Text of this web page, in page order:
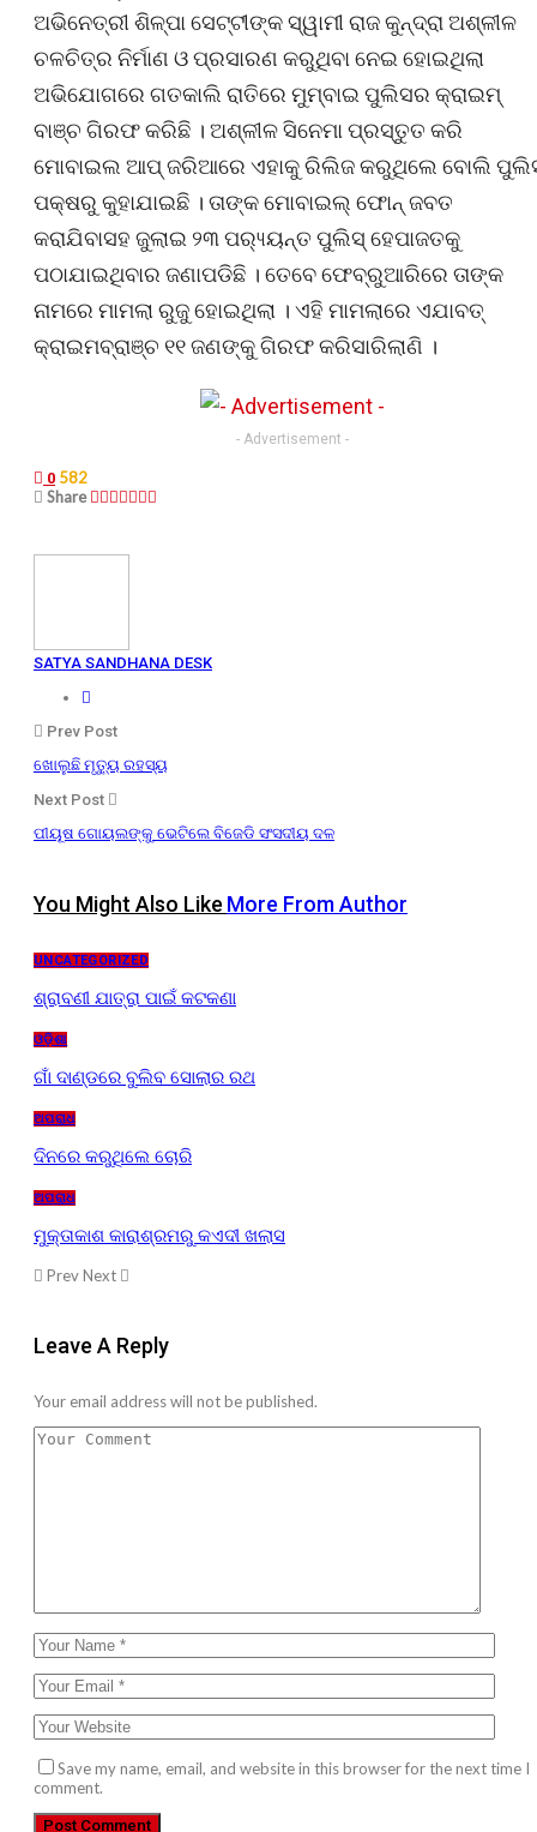
ଅଭିନେତ୍ରୀ ଶିଳ୍ପା ସେଟ୍ଟୀଙ୍କ ସ୍ୱାମୀ ରାଜ କୁନ୍ଦ୍ରା ଅଶ୍ଳୀଳ
ଚଳଚିତ୍ର ନିର୍ମାଣ ଓ ପ୍ରସାରଣ କରୁଥିବା ନେଇ ହୋଇଥିଲା
ଅଭିଯୋଗରେ ଗତକାଲି ରାତିରେ ମୁମ୍ବାଇ ପୁଲିସର କ୍ରାଇମ୍
ବାଞ୍ଚ ଗିରଫ କରିଛି । ଅଶ୍ଳୀଳ ସିନେମା ପ୍ରସ୍ତୁତ କରି
ମୋବାଇଲ ଆପ୍ ଜରିଆରେ ଏହାକୁ ରିଲିଜ କରୁଥିଲେ ବୋଲି
ପକ୍ଷରୁ କୁହାଯାଇଛି । ତାଙ୍କ ମୋବାଇଲ୍ ଫୋନ୍ ଜବତ
କରାଯିବାସହ ଜୁଲାଇ ୨୩ ପର‌୍ୟ୍ୟନ୍ତ ପୁଲିସ୍ ହେପାଜତକୁ
ପଠାଯାଇଥିବାର ଜଣାପଡିଛି । ତେବେ ଫେବ୍ରୁଆରିରେ ତାଙ୍କ
ନାମରେ ମାମଲା ରୁଜୁ ହୋଇଥିଲା । ଏହି ମାମଲାରେ ଏଯାବତ୍
କ୍ରାଇମବ୍ରାଞ୍ଚ ୧୧ ଜଣଙ୍କୁ ଗିରଫ କରିସାରିଲାଣି ।
- Advertisement -
0 582
Share
SATYA SANDHANA DESK
Prev Post
ଖୋଲୁଛି ମୃତ୍ୟୁ ରହସ୍ୟ
Next Post
ପୀୟୂଷ ଗୋୟଲଙ୍କୁ ଭେଟିଲେ ବିଜେଡି ସଂସଦୀୟ ଦଳ
You Might Also Like More From Author
UNCATEGORIZED
ଶ୍ରାବଣୀ ଯାତ୍ରା ପାଇଁ କଟକଣା
ଓଡ଼ିଶା
ଗାଁ ଦାଣ୍ଡରେ ବୁଲିବ ସୋଲାର ରଥ
ଅପରାଧ
ଦିନରେ କରୁଥିଲେ ଚୋରି
ଅପରାଧ
ମୁକ୍ତାକାଶ କାରାଶ୍ରମରୁ କଏଦୀ ଖଲାସ
PrevNext
Leave A Reply
Your email address will not be published.
Save my name, email, and website in this browser for the next time I
comment.